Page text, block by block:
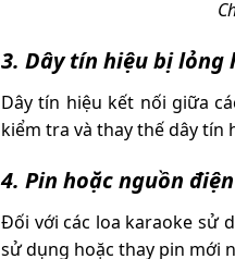
3. Dây tín hiệu bị lỏng
Dây tín hiệu kết nối giữa
kiểm tra và thay thế dây tín
4. Pin hoặc nguồn
Đối với các loa karaoke sử
sử dụng hoặc thay pin mới